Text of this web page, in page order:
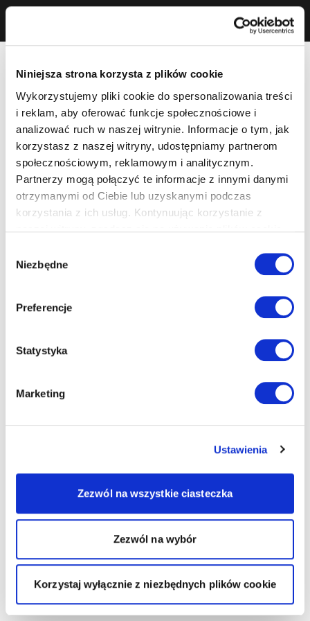
Niniejsza strona korzysta z plików cookie
Wykorzystujemy pliki cookie do spersonalizowania treści
i reklam, aby oferować funkcje społecznościowe i
analizować ruch w naszej witrynie. Informacje o tym, jak
korzystasz z naszej witryny, udostępniamy partnerom
społecznościowym, reklamowym i analitycznym.
Partnerzy mogą połączyć te informacje z innymi danymi
otrzymanymi od Ciebie lub uzyskanymi podczas
korzystania z ich usług. Kontynuując korzystanie z
zgody
Niezbędne
Preferencje
Statystyka
Marketing
Ustawienia
Zezwól na wszystkie ciasteczka
Zezwól na wybór
Korzystaj wyłącznie z niezbędnych plików cookie